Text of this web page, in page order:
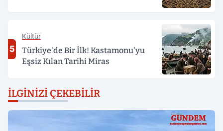
5
Kültür
Türkiye'de Bir İlk! Kastamonu'yu
Eşsiz Kılan Tarihi Miras
İLGINIZI ÇEKEBILIR